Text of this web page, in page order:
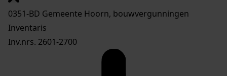
0351-BD Gemeente Hoorn, bouwvergunningen
Inventaris
Inv.nrs. 2601-2700